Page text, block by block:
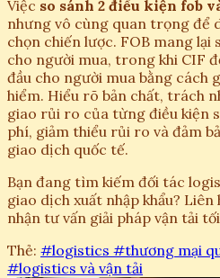
Việc so sánh 2 điều kiện fob
nhưng vô cùng quan trọng để
chọn chiến lược. FOB mang lại
cho người mua, trong khi CIF
đầu cho người mua bằng cách
hiểm. Hiểu rõ bản chất, trách
giao rủi ro của từng điều kiện
phí, giảm thiểu rủi ro và đảm
giao dịch quốc tế.
Bạn đang tìm kiếm đối tác
giao dịch xuất nhập khẩu?
nhận tư vấn giải pháp vận tải
Thẻ: #logistics #thương mại
#logistics và vận tải